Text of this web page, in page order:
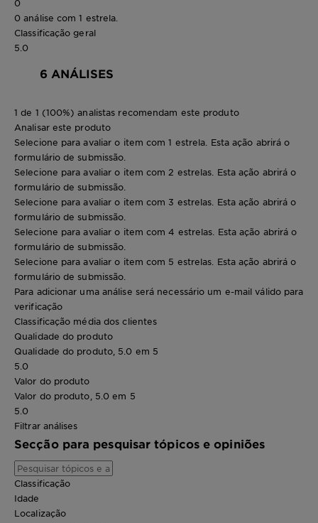
0
0 análise com 1 estrela.
Classificação geral
5.0
6 ANÁLISES
1 de 1 (100%) analistas recomendam este produto
Analisar este produto
Selecione para avaliar o item com 1 estrela. Esta ação abrirá o
formulário de submissão.
Selecione para avaliar o item com 2 estrelas. Esta ação abrirá o
formulário de submissão.
Selecione para avaliar o item com 3 estrelas. Esta ação abrirá o
formulário de submissão.
Selecione para avaliar o item com 4 estrelas. Esta ação abrirá o
formulário de submissão.
Selecione para avaliar o item com 5 estrelas. Esta ação abrirá o
formulário de submissão.
Para adicionar uma análise será necessário um e-mail válido para
verificação
Classificação média dos clientes
Qualidade do produto
Qualidade do produto, 5.0 em 5
5.0
Valor do produto
Valor do produto, 5.0 em 5
5.0
Filtrar análises
Secção para pesquisar tópicos e opiniões
Classificação
Idade
Localização